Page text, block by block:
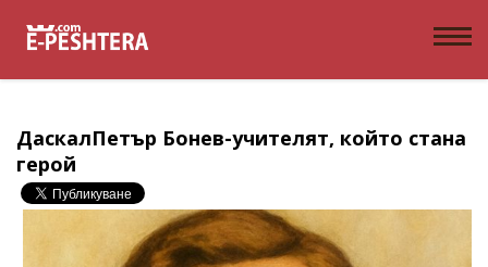
ДаскалПетър Бонев-учителят, който стана
герой